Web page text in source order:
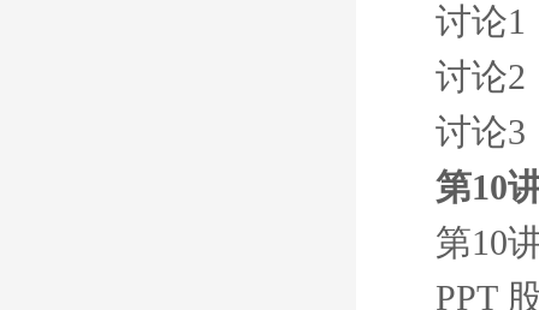
讨论1
讨论2
讨论3
第10
第10
PPT